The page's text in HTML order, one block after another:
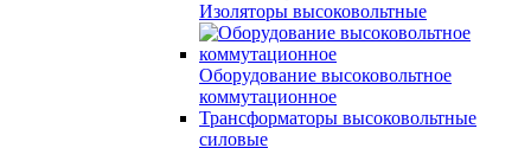
Изоляторы высоковольтные
Оборудование высоковольтное
коммутационное
Трансформаторы высоковольтные
силовые